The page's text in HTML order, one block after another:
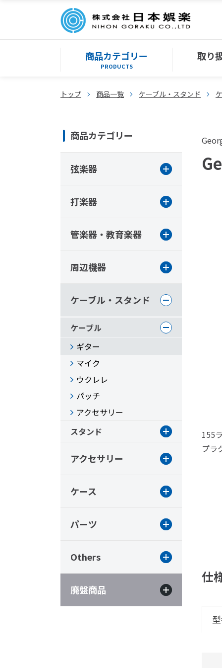
商品カテゴリー
PRODUCTS
取り
トップ 商品一覧 ケーブル・スタンド
155
プラ
仕
商品カテゴリー
弦楽器
打楽器
管楽器・教育楽器
周辺機器
ケーブル・スタンド
ケーブル
ギター
マイク
ウクレレ
パッチ
アクセサリー
スタンド
アクセサリー
ケース
パーツ
Others
廃盤商品